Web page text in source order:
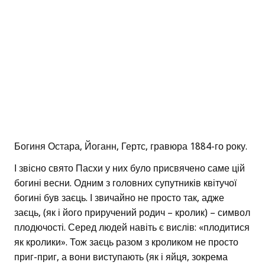
Богиня Остара, Йоганн, Гертс, гравюра 1884-го року.
І звісно свято Пасхи у них було присвячено саме цій
богині весни. Одним з головних супутників квітучої
богині був заєць. І звичайно не просто так, адже
заєць, (як і його приручений родич – кролик) – символ
плодючості. Серед людей навіть є вислів: «плодитися
як кролики». Тож заєць разом з кроликом не просто
приг-приг, а вони виступають (як і яйця, зокрема